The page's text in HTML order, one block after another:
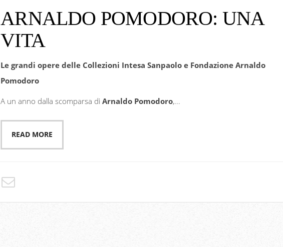
ARNALDO POMODORO: UNA
VITA
Le grandi opere delle Collezioni Intesa Sanpaolo e Fondazione Arnaldo
Pomodoro
A un anno dalla scomparsa diArnaldo Pomodoro,...
READ MORE